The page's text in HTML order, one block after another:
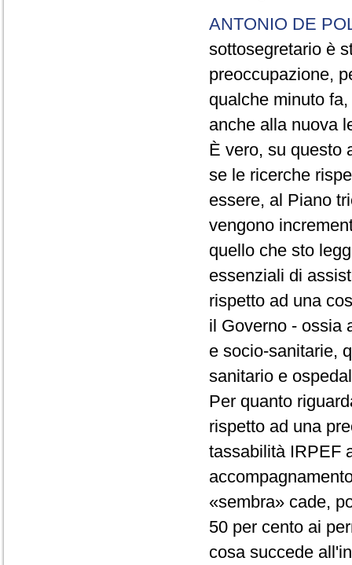
ANTONIO DE
sottosegretario è
preoccupazione,
qualche minuto
anche alla nuova
È vero, su questo
se le ricerche
essere, al Piano
vengono
quello che sto
essenziali di
rispetto ad una
il Governo - ossia
e socio-sanitarie,
sanitario e
Per quanto
rispetto ad una
tassabilità IRPEF
«sembra» cade,
50 per cento ai
cosa succede